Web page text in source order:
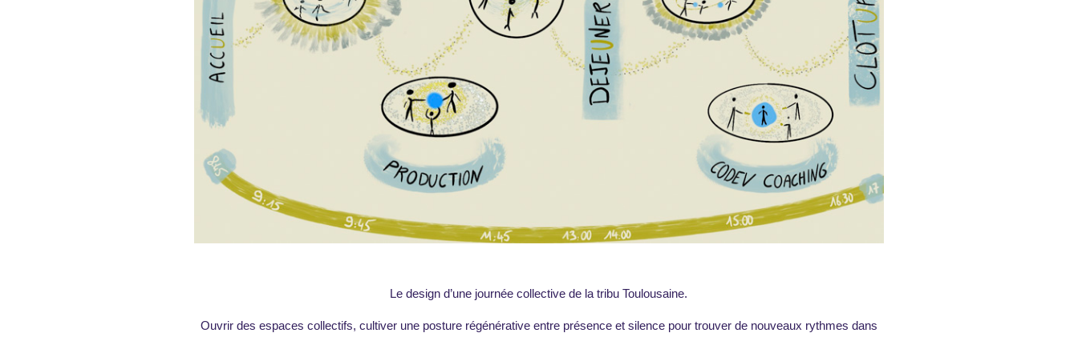
Le design d’une journée collective de la tribu Toulousaine.
Ouvrir des espaces collectifs, cultiver une posture régénérative entre présence et silence pour trouver de nouveaux rythmes dans